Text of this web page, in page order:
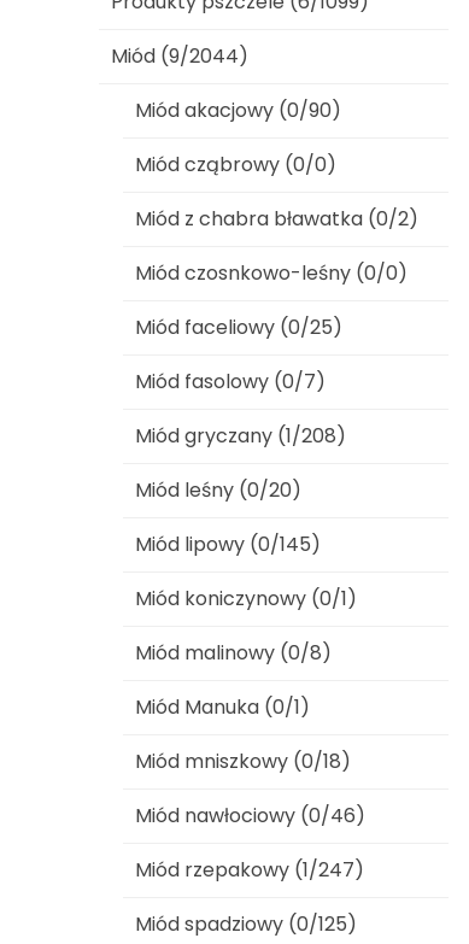
Miód (9/2044)
Miód akacjowy (0/90)
Miód cząbrowy (0/0)
Miód z chabra bławatka (0/2)
Miód czosnkowo-leśny (0/0)
Miód faceliowy (0/25)
Miód fasolowy (0/7)
Miód gryczany (1/208)
Miód leśny (0/20)
Miód lipowy (0/145)
Miód koniczynowy (0/1)
Miód malinowy (0/8)
Miód Manuka (0/1)
Miód mniszkowy (0/18)
Miód nawłociowy (0/46)
Miód rzepakowy (1/247)
Miód spadziowy (0/125)